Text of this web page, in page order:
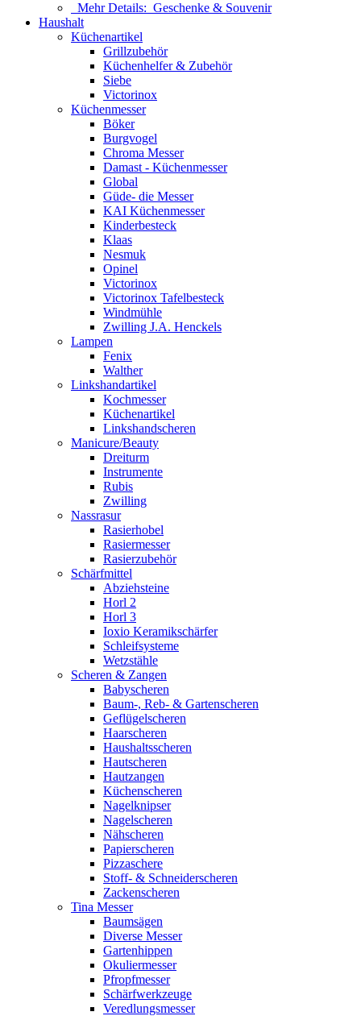
Mehr Details: Geschenke & Souvenir
Haushalt
Küchenartikel
Grillzubehör
Küchenhelfer & Zubehör
Siebe
Victorinox
Küchenmesser
Böker
Burgvogel
Chroma Messer
Damast - Küchenmesser
Global
Güde- die Messer
KAI Küchenmesser
Kinderbesteck
Klaas
Nesmuk
Opinel
Victorinox
Victorinox Tafelbesteck
Windmühle
Zwilling J.A. Henckels
Lampen
Fenix
Walther
Linkshandartikel
Kochmesser
Küchenartikel
Linkshandscheren
Manicure/Beauty
Dreiturm
Instrumente
Rubis
Zwilling
Nassrasur
Rasierhobel
Rasiermesser
Rasierzubehör
Schärfmittel
Abziehsteine
Horl 2
Horl 3
Ioxio Keramikschärfer
Schleifsysteme
Wetzstähle
Scheren & Zangen
Babyscheren
Baum-, Reb- & Gartenscheren
Geflügelscheren
Haarscheren
Haushaltsscheren
Hautscheren
Hautzangen
Küchenscheren
Nagelknipser
Nagelscheren
Nähscheren
Papierscheren
Pizzaschere
Stoff- & Schneiderscheren
Zackenscheren
Tina Messer
Baumsägen
Diverse Messer
Gartenhippen
Okuliermesser
Pfropfmesser
Schärfwerkzeuge
Veredlungsmesser